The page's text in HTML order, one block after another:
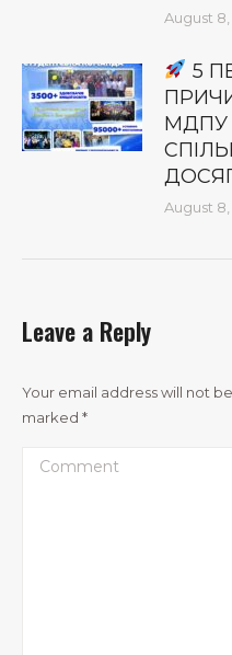
August
5
МДПУ
August
Leave a Reply
Your email address will not
marked *
Comment